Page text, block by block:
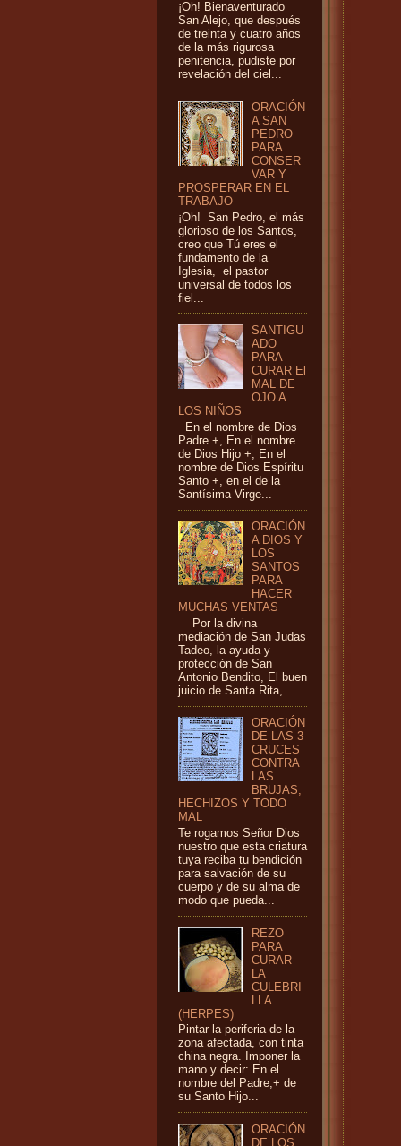
¡Oh! Bienaventurado
San Alejo, que después
de treinta y cuatro años
de la más rigurosa
penitencia, pudiste por
revelación del ciel...
ORACIÓN
A SAN
PEDRO
PARA
CONSER
VAR Y
PROSPERAR EN EL
TRABAJO
¡Oh! San Pedro, el más
glorioso de los Santos,
creo que Tú eres el
fundamento de la
Iglesia, el pastor
universal de todos los
fiel...
SANTIGU
ADO
PARA
CURAR El
MAL DE
OJO A
LOS NIÑOS
En el nombre de Dios
Padre +, En el nombre
de Dios Hijo +, En el
nombre de Dios Espíritu
Santo +, en el de la
Santísima Virge...
ORACIÓN
A DIOS Y
LOS
SANTOS
PARA
HACER
MUCHAS VENTAS
Por la divina
mediación de San Judas
Tadeo, la ayuda y
protección de San
Antonio Bendito, El buen
juicio de Santa Rita, ...
ORACIÓN
DE LAS 3
CRUCES
CONTRA
LAS
BRUJAS,
HECHIZOS Y TODO
MAL
Te rogamos Señor Dios
nuestro que esta criatura
tuya reciba tu bendición
para salvación de su
cuerpo y de su alma de
modo que pueda...
REZO
PARA
CURAR
LA
CULEBRI
LLA
(HERPES)
Pintar la periferia de la
zona afectada, con tinta
china negra. Imponer la
mano y decir: En el
nombre del Padre,+ de
su Santo Hijo...
ORACIÓN
DE LOS